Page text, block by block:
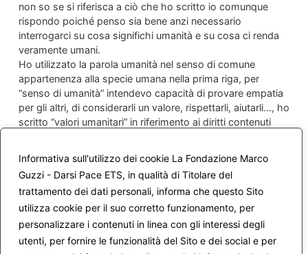
Informativa sull'utilizzo dei cookie La Fondazione Marco
Guzzi - Darsi Pace ETS, in qualità di Titolare del
trattamento dei dati personali, informa che questo Sito
utilizza cookie per il suo corretto funzionamento, per
personalizzare i contenuti in linea con gli interessi degli
utenti, per fornire le funzionalità del Sito e dei social e per
non so se si riferisca a ciò che ho scritto io comunque
rispondo poiché penso sia bene anzi necessario
interrogarci su cosa significhi umanità e su cosa ci renda
veramente umani.
Ho utilizzato la parola umanità nel senso di comune
appartenenza alla specie umana nella prima riga, per
“senso di umanità” intendevo capacità di provare empatia
per gli altri, di considerarli un valore, rispettarli, aiutarli…, ho
scritto “valori umanitari” in riferimento ai diritti contenuti
tradotto significa “sciocche ingenuità”, visto che conosci
Dp saprai che mArco Guzzi ha scritto il libro “La nuova
umanità”.
Un saluto.
Stefania
P.S. Non so se tu sia sempre lo stesso anonimo che ha